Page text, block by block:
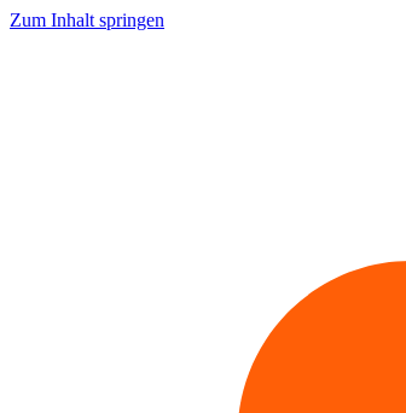
Zum Inhalt springen